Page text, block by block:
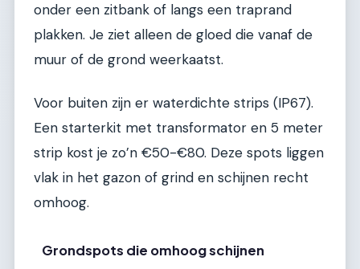
onder een zitbank of langs een traprand
plakken. Je ziet alleen de gloed die vanaf de
muur of de grond weerkaatst.
Voor buiten zijn er waterdichte strips (IP67).
Een starterkit met transformator en 5 meter
strip kost je zo’n €50-€80. Deze spots liggen
vlak in het gazon of grind en schijnen recht
omhoog.
Grondspots die omhoog schijnen